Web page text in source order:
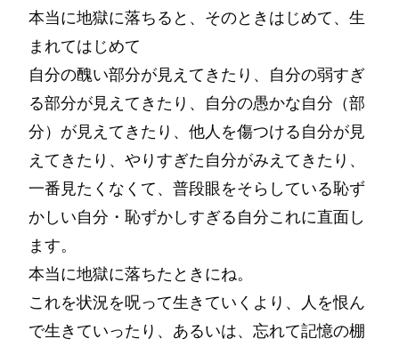
本当に地獄に落ちると、そのときはじめて、生
まれてはじめて
自分の醜い部分が見えてきたり、自分の弱すぎ
る部分が見えてきたり、自分の愚かな自分（部
分）が見えてきたり、他人を傷つける自分が見
えてきたり、やりすぎた自分がみえてきたり、
一番見たくなくて、普段眼をそらしている恥ず
かしい自分・恥ずかしすぎる自分これに直面し
ます。
本当に地獄に落ちたときにね。
これを状況を呪って生きていくより、人を恨ん
で生きていったり、あるいは、忘れて記憶の棚